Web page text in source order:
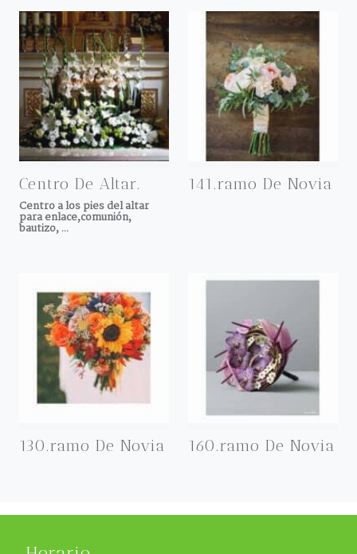
Centro De Altar.
Centro a los pies del altar
para enlace,comunión,
bautizo, ...
141.ramo De Novia
130.ramo De Novia 160.ramo De Novia